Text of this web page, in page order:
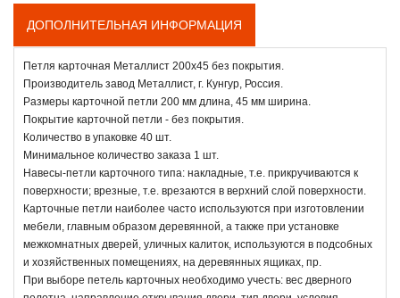
ДОПОЛНИТЕЛЬНАЯ ИНФОРМАЦИЯ
Петля карточная Металлист 200х45 без покрытия.
Производитель завод Металлист, г. Кунгур, Россия.
Размеры карточной петли 200 мм длина, 45 мм ширина.
Покрытие карточной петли - без покрытия.
Количество в упаковке 40 шт.
Минимальное количество заказа 1 шт.
Навесы-петли карточного типа: накладные, т.е. прикручиваются к
поверхности; врезные, т.е. врезаются в верхний слой поверхности.
Карточные петли наиболее часто используются при изготовлении
мебели, главным образом деревянной, а также при установке
межкомнатных дверей, уличных калиток, используются в подсобных
и хозяйственных помещениях, на деревянных ящиках, пр.
При выборе петель карточных необходимо учесть: вес дверного